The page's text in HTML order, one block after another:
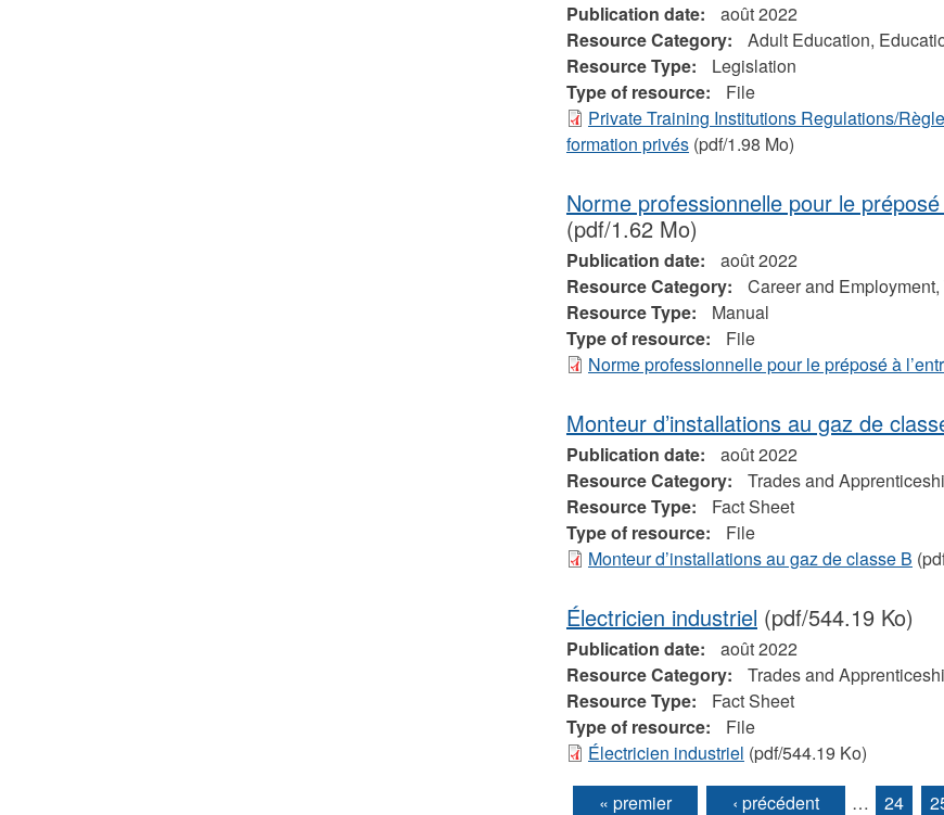
Publication date:
août 2022
Resource Category:
Adult Education,
Resource Type:
Legislation
Type of resource:
File
Private Training Institutions Regulations/
formation privés(pdf/1.98 Mo)
Norme professionnelle pour le
(pdf/1.62 Mo)
Publication date:
août 2022
Resource Category:
Career and
Resource Type:
Manual
Type of resource:
File
Norme professionnelle pour le préposé à
Monteur d’installations au gaz de
Publication date:
août 2022
Resource Category:
Trades and
Resource Type:
Fact Sheet
Type of resource:
File
Monteur d’installations au gaz de classe B
Électricien industriel (pdf/544.19 Ko)
Publication date:
août 2022
Resource Category:
Trades and
Resource Type:
Fact Sheet
Type of resource:
File
Électricien industriel (pdf/544.19 Ko)
« premier ‹ précédent … 24